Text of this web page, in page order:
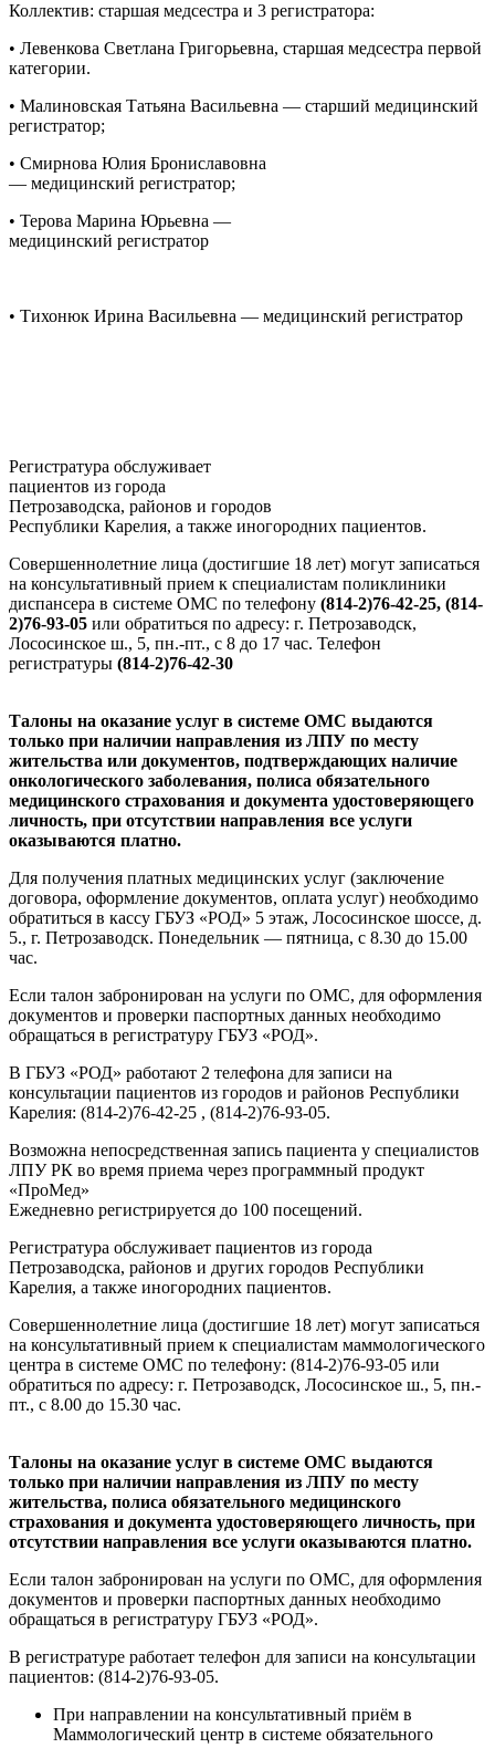
Коллектив: старшая медсестра и 3 регистратора:
• Левенкова Светлана Григорьевна, старшая медсестра первой
категории.
• Малиновская Татьяна Васильевна — старший медицинский
регистратор;
• Смирнова Юлия Брониславовна
— медицинский регистратор;
• Терова Марина Юрьевна —
медицинский регистратор
• Тихонюк Ирина Васильевна — медицинский регистратор
Регистратура обслуживает
пациентов из города
Петрозаводска, районов и городов
Республики Карелия, а также иногородних пациентов.
Совершеннолетние лица (достигшие 18 лет) могут записаться
на консультативный прием к специалистам поликлиники
диспансера в системе ОМС по телефону (814-2)76-42-25, (814-
2)76-93-05 или обратиться по адресу: г. Петрозаводск,
Лососинское ш., 5, пн.-пт., с 8 до 17 час. Телефон
регистратуры (814-2)76-42-30
Талоны на оказание услуг в системе ОМС выдаются
только при наличии направления из ЛПУ по месту
жительства или документов, подтверждающих наличие
онкологического заболевания, полиса обязательного
медицинского страхования и документа удостоверяющего
личность, при отсутствии направления все услуги
оказываются платно.
Для получения платных медицинских услуг (заключение
договора, оформление документов, оплата услуг) необходимо
обратиться в кассу ГБУЗ «РОД» 5 этаж, Лососинское шоссе, д.
5., г. Петрозаводск. Понедельник — пятница, с 8.30 до 15.00
час.
Если талон забронирован на услуги по ОМС, для оформления
документов и проверки паспортных данных необходимо
обращаться в регистратуру ГБУЗ «РОД».
В ГБУЗ «РОД» работают 2 телефона для записи на
консультации пациентов из городов и районов Республики
Карелия: (814-2)76-42-25 , (814-2)76-93-05.
Возможна непосредственная запись пациента у специалистов
ЛПУ РК во время приема через программный продукт
«ПроМед»
Ежедневно регистрируется до 100 посещений.
Регистратура обслуживает пациентов из города
Петрозаводска, районов и других городов Республики
Карелия, а также иногородних пациентов.
Совершеннолетние лица (достигшие 18 лет) могут записаться
на консультативный прием к специалистам маммологического
центра в системе ОМС по телефону: (814-2)76-93-05 или
обратиться по адресу: г. Петрозаводск, Лососинское ш., 5, пн.-
пт., с 8.00 до 15.30 час.
Талоны на оказание услуг в системе ОМС выдаются
только при наличии направления из ЛПУ по месту
жительства, полиса обязательного медицинского
страхования и документа удостоверяющего личность, при
отсутствии направления все услуги оказываются платно.
Если талон забронирован на услуги по ОМС, для оформления
документов и проверки паспортных данных необходимо
обращаться в регистратуру ГБУЗ «РОД».
В регистратуре работает телефон для записи на консультации
пациентов: (814-2)76-93-05.
При направлении на консультативный приём в
Маммологический центр в системе обязательного